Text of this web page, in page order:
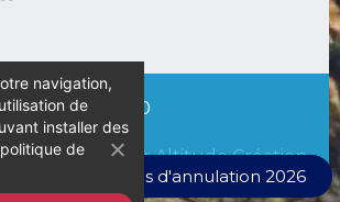
– 2020
Par Altitude Création
Conditions d'annulation 2026
navigation,
de
installer des
de